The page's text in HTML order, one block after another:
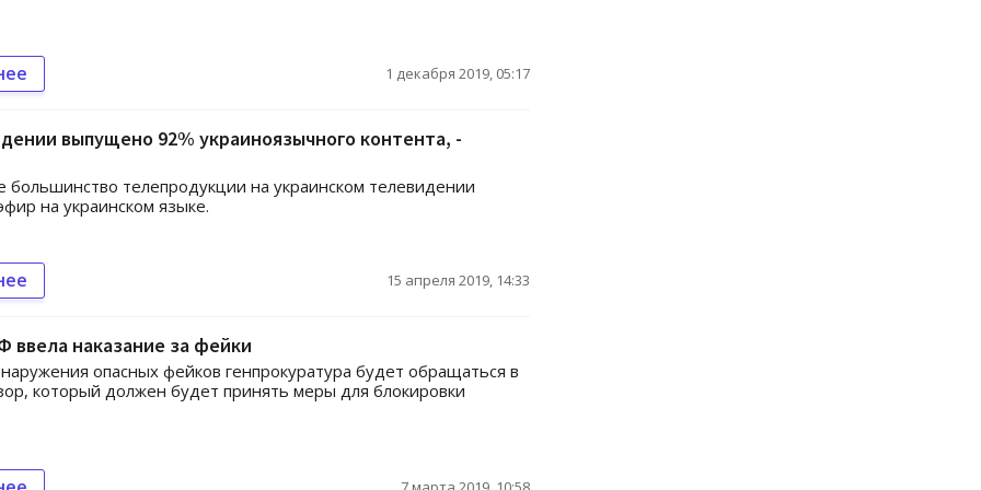
1 декабря 2019, 05:17
выпущено 92% украиноязычного контента, -
большинство телепродукции на украинском телевидении
на украинском языке.
15 апреля 2019, 14:33
ввела наказание за фейки
опасных фейков генпрокуратура будет обращаться в
который должен будет принять меры для блокировки